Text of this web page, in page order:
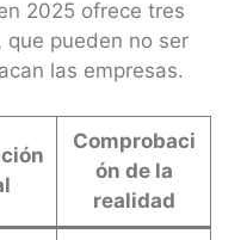
2025 ofrece tres
que pueden no ser
las empresas.
Comprobaci
ón de la
realidad